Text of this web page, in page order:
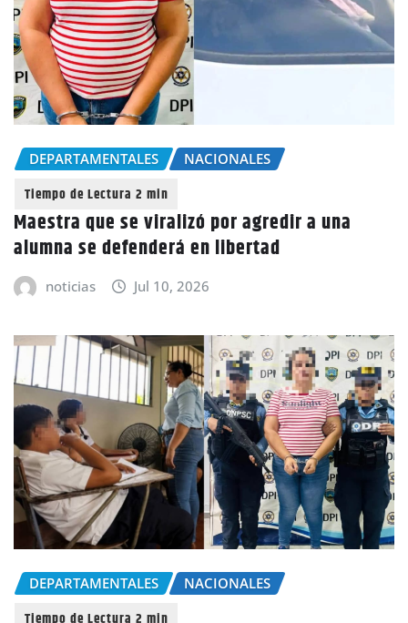
DEPARTAMENTALES NACIONALES
Maestra que se viralizó por agredir a una
alumna se defenderá en libertad
noticias Jul 10, 2026
DEPARTAMENTALES NACIONALES